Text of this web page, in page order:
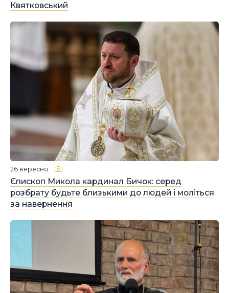
Квятковський
Єпископ Микола кардинал Бичок: серед
розбрату будьте близькими до людей і моліться
за навернення
26 вересня